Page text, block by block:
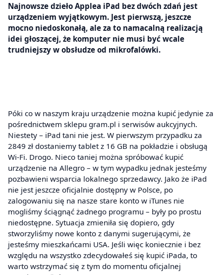
Najnowsze dzieło Applea iPad bez dwóch zdań jest
urządzeniem wyjątkowym. Jest pierwszą, jeszcze
mocno niedoskonałą, ale za to namacalną realizacją
idei głoszącej, że komputer nie musi być wcale
trudniejszy w obsłudze od mikrofalówki.
Póki co w naszym kraju urządzenie można kupić jedynie za
pośrednictwem sklepu gram.pl i serwisów aukcyjnych.
Niestety – iPad tani nie jest. W pierwszym przypadku za
2849 zł dostaniemy tablet z 16 GB na pokładzie i obsługą
Wi-Fi. Drogo. Nieco taniej można spróbować kupić
urządzenie na Allegro – w tym wypadku jednak jesteśmy
pozbawieni wsparcia lokalnego sprzedawcy. Jako że iPad
nie jest jeszcze oficjalnie dostępny w Polsce, po
zalogowaniu się na nasze stare konto w iTunes nie
mogliśmy ściągnąć żadnego programu – były po prostu
niedostępne. Sytuacja zmieniła się dopiero, gdy
stworzyliśmy nowe konto z danymi sugerującymi, że
jesteśmy mieszkańcami USA. Jeśli więc koniecznie i bez
względu na wszystko zdecydowałeś się kupić iPada, to
warto wstrzymać się z tym do momentu oficjalnej